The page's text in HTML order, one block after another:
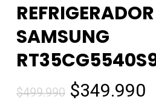
SAMSUNG
$499.990 El
$349.990El